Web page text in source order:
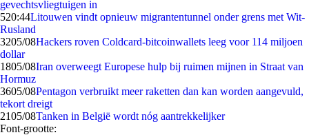
gevechtsvliegtuigen in
520:44Litouwen vindt opnieuw migrantentunnel onder grens met Wit-
Rusland
3205/08Hackers roven Coldcard-bitcoinwallets leeg voor 114 miljoen
dollar
1805/08Iran overweegt Europese hulp bij ruimen mijnen in Straat van
Hormuz
3605/08Pentagon verbruikt meer raketten dan kan worden aangevuld,
tekort dreigt
2105/08Tanken in België wordt nóg aantrekkelijker
Font-grootte: